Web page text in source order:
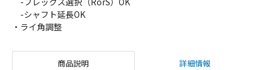
-シャフト延長OK
・ライ角調整
商品説明 詳細情報